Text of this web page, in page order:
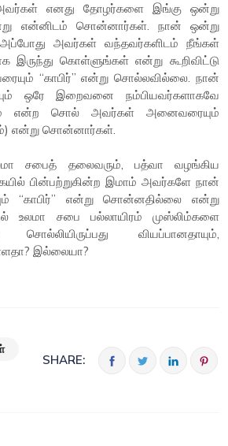
எனது தோழர்களை இங்கு ஒன்று
என்னிடம் சொன்னார்கள். நான் ஒன்று
அப்போது அவர்கள் வந்தவர்களிடம் நீங்கள்
இருந்து கொள்ளுங்கள் என்று கூறிவிட்டு
“காபிர்” என்று சொல்லவில்லை. நான்
ஒரே இறைவனை நம்பியவர்களாகவே
என்ற சொல் அவர்கள் அனைவரையும்
என்று சொன்னார்கள்.
சபைத் தலைவரும், பத்வா வழங்கிய
பின்பற்றுகின்ற இமாம் அவர்களே நான்
“காபிர்” என்று சொன்னதில்லை என்று
உலமா சபை பல்லாயிரம் முஸ்லிம்களை
வியப்பானதாயும்,
இல்லையா?
SHARE: